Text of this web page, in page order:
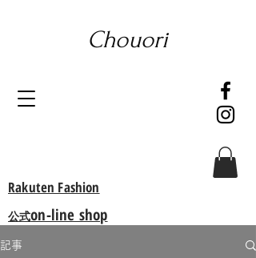
Chouori
Rakuten Fashion
公式on-line shop
記事